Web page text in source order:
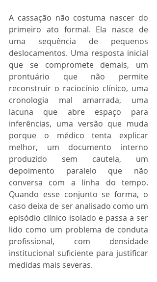
A cassação não costuma nascer do
primeiro ato formal. Ela nasce de
uma sequência de pequenos
deslocamentos. Uma resposta inicial
que se compromete demais, um
prontuário que não permite
reconstruir o raciocínio clínico, uma
cronologia mal amarrada, uma
lacuna que abre espaço para
inferências, uma versão que muda
porque o médico tenta explicar
melhor, um documento interno
produzido sem cautela, um
depoimento paralelo que não
conversa com a linha do tempo.
Quando esse conjunto se forma, o
caso deixa de ser analisado como um
episódio clínico isolado e passa a ser
lido como um problema de conduta
profissional, com densidade
institucional suficiente para justificar
medidas mais severas.